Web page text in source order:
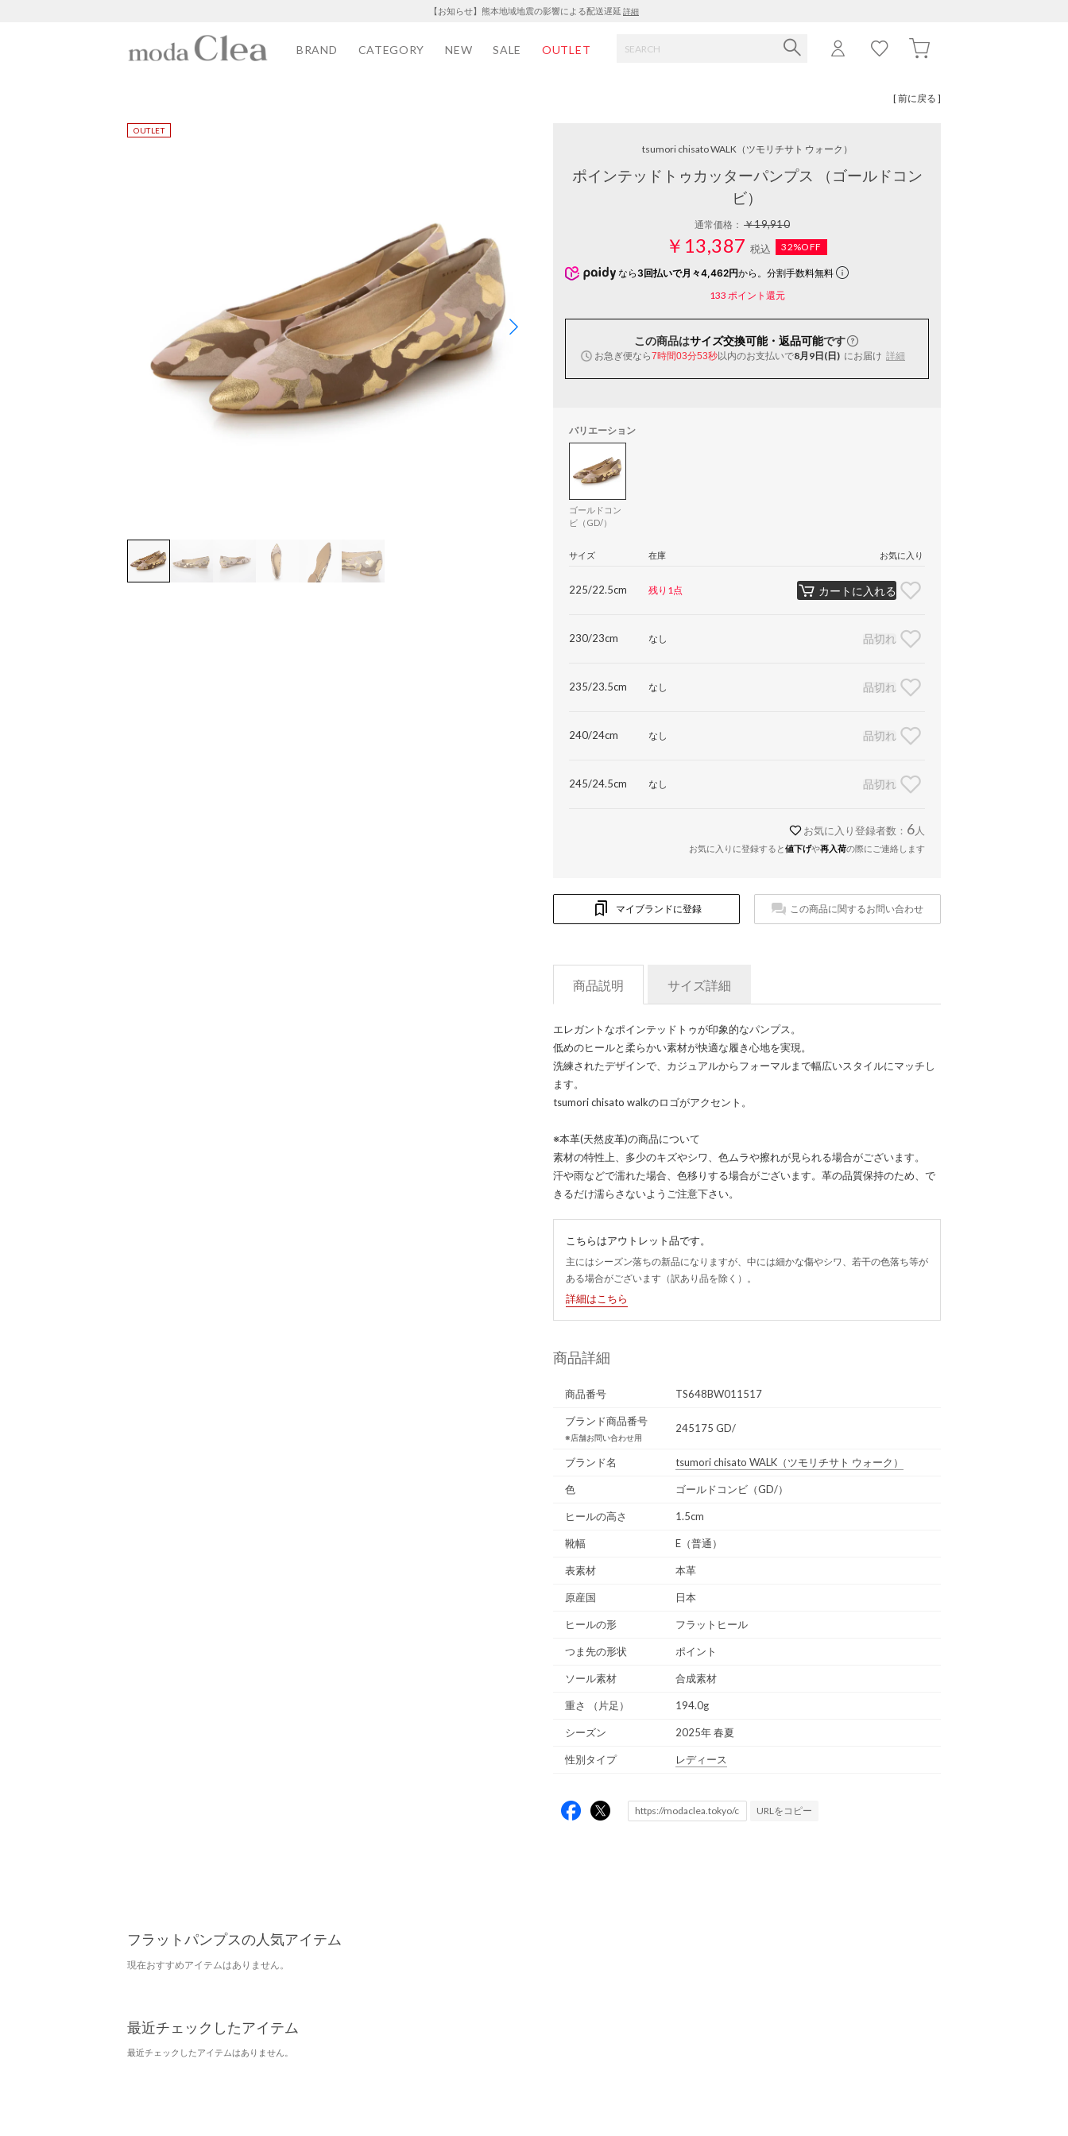
【お知らせ】熊本地域地震の影響による配送遅延 詳細
BRAND CATEGORY NEW SALE OUTLET
[ 前に戻る ]
tsumori chisato WALK（ツモリチサト ウォーク）
ポインテッドトゥカッターパンプス （ゴールドコン
ビ）
通常価格：￥19,910
￥13,387 税込 32%OFF
なら 3回払いで月々4,462円から。分割手数料無料
133 ポイント還元
この商品はサイズ交換可能・返品可能です
お急ぎ便なら7時間03分53秒以内のお支払いで8月9日(日) にお届け 詳細
バリエーション
ゴールドコン
ビ（GD/）
サイズ 在庫 お気に入り
225/22.5cm 残り1点 カートに入れる
230/23cm なし 品切れ
235/23.5cm なし 品切れ
240/24cm なし 品切れ
245/24.5cm なし 品切れ
お気に入り登録者数： 6 人
お気に入りに登録すると値下げや再入荷の際にご連絡します
マイブランドに登録 この商品に関するお問い合わせ
商品説明 サイズ詳細
エレガントなポインテッドトゥが印象的なパンプス。
低めのヒールと柔らかい素材が快適な履き心地を実現。
洗練されたデザインで、カジュアルからフォーマルまで幅広いスタイルにマッチし
ます。
tsumori chisato walkのロゴがアクセント。
※本革(天然皮革)の商品について
素材の特性上、多少のキズやシワ、色ムラや擦れが見られる場合がございます。
汗や雨などで濡れた場合、色移りする場合がございます。革の品質保持のため、で
きるだけ濡らさないようご注意下さい。
こちらはアウトレット品です。
主にはシーズン落ちの新品になりますが、中には細かな傷やシワ、若干の色落ち等が
ある場合がございます（訳あり品を除く）。
詳細はこちら
商品詳細
商品番号 TS648BW011517
ブランド商品番号
※店舗お問い合わせ用
245175 GD/
ブランド名 tsumori chisato WALK （ツモリチサト ウォーク）
色 ゴールドコンビ（GD/）
ヒールの高さ 1.5cm
靴幅 E（普通）
表素材 本革
原産国 日本
ヒールの形 フラットヒール
つま先の形状 ポイント
ソール素材 合成素材
重さ （片足） 194.0g
シーズン 2025年 春夏
性別タイプ レディース
URLをコピー
フラットパンプスの人気アイテム
現在おすすめアイテムはありません。
最近チェックしたアイテム
最近チェックしたアイテムはありません。